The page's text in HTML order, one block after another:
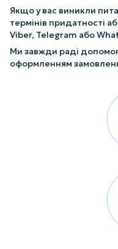
Якщо у вас виникли
термінів придатності
Viber, Telegram або
Ми завжди раді
оформленням